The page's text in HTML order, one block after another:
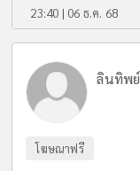
23:40 | 06 ธ.ค. 68
ลินทิพย์
โฆษณาฟรี